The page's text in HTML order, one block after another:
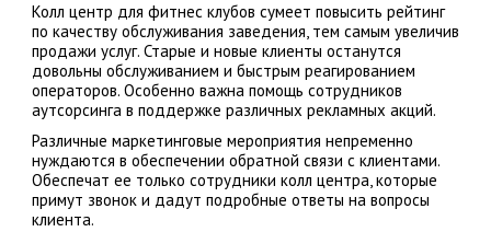
Колл центр для фитнес клубов сумеет повысить рейтинг
по качеству обслуживания заведения, тем самым увеличив
продажи услуг. Старые и новые клиенты останутся
довольны обслуживанием и быстрым реагированием
операторов. Особенно важна помощь сотрудников
аутсорсинга в поддержке различных рекламных акций.
Различные маркетинговые мероприятия непременно
нуждаются в обеспечении обратной связи с клиентами.
Обеспечат ее только сотрудники колл центра, которые
примут звонок и дадут подробные ответы на вопросы
клиента.